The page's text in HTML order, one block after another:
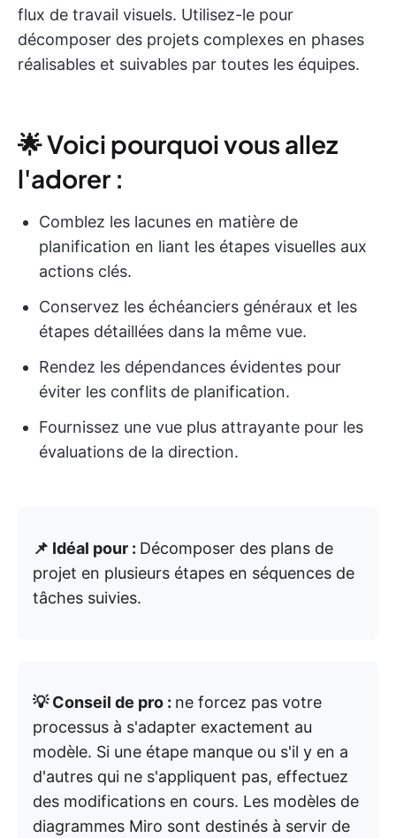
flux de travail visuels. Utilisez-le pour
décomposer des projets complexes en phases
réalisables et suivables par toutes les équipes.
🌟 Voici pourquoi vous allez
l'adorer :
Comblez les lacunes en matière de
planification en liant les étapes visuelles aux
actions clés.
Conservez les échéanciers généraux et les
étapes détaillées dans la même vue.
Rendez les dépendances évidentes pour
éviter les conflits de planification.
Fournissez une vue plus attrayante pour les
évaluations de la direction.
📌 Idéal pour : Décomposer des plans de
projet en plusieurs étapes en séquences de
tâches suivies.
💡 Conseil de pro : ne forcez pas votre
processus à s'adapter exactement au
modèle. Si une étape manque ou s'il y en a
d'autres qui ne s'appliquent pas, effectuez
des modifications en cours. Les modèles de
diagrammes Miro sont destinés à servir de